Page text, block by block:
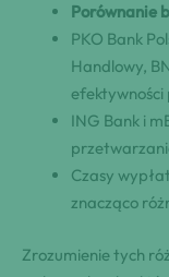
Porównanie
PKO Bank
Handlowy,
ING Bank i
Czasy
znacząco
Zrozumienie tych